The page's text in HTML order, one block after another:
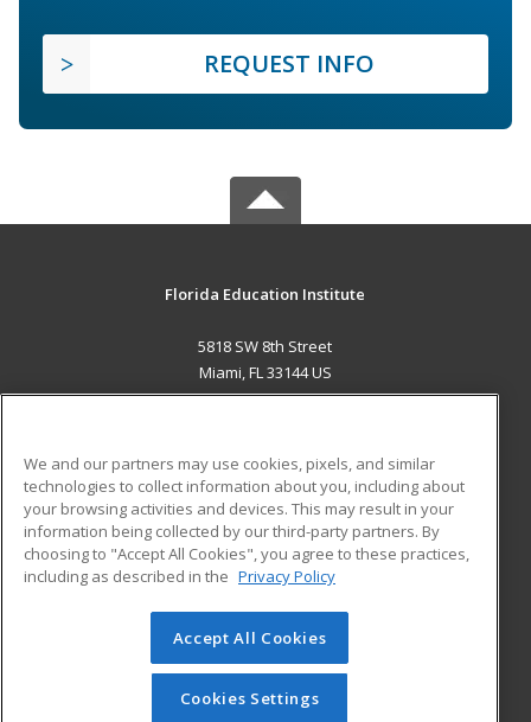
REQUEST INFO
Florida Education Institute
5818 SW 8th Street
Miami, FL 33144 US
ADDITIONAL RESOURCES
Military
Financial Assistance
Help
Student Blog
© 2026 ed2go, a division of Cengage Learning. All rights
reserved. The material on this site cannot be reproduced or
redistributed unless you have obtained prior written
We and our partners may use cookies, pixels, and similar
technologies to collect information about you, including about
your browsing activities and devices. This may result in your
information being collected by our third-party partners. By
choosing to "Accept All Cookies", you agree to these practices,
including as described in the Privacy Policy
Accept All Cookies
Cookies Settings